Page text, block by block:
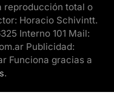
reproducción total o
Horacio Schivintt.
Interno 101 Mail:
Publicidad:
Funciona gracias a
.